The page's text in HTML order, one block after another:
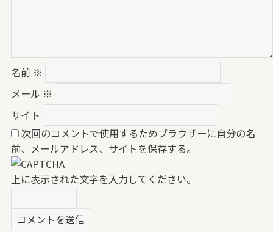
名前 ※
メール ※
サイト
次回のコメントで使用するためブラウザーに自分の名
前、メールアドレス、サイトを保存する。
上に表示された文字を入力してください。